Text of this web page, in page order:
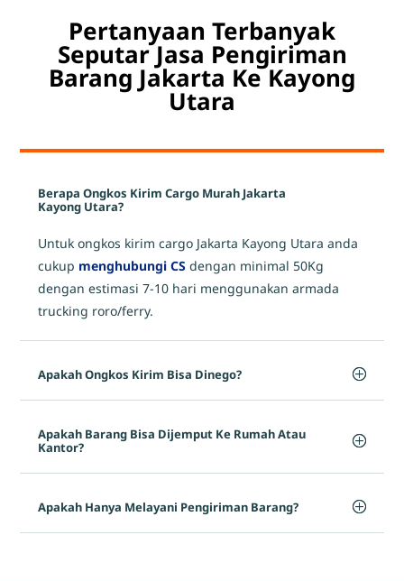
Pertanyaan Terbanyak
Seputar Jasa Pengiriman
Barang Jakarta Ke Kayong
Utara
Berapa Ongkos Kirim Cargo Murah Jakarta
Kayong Utara?
Untuk ongkos kirim cargo Jakarta Kayong Utara anda
cukup menghubungi CS dengan minimal 50Kg
dengan estimasi 7-10 hari menggunakan armada
trucking roro/ferry.
Apakah Ongkos Kirim Bisa Dinego?
Apakah Barang Bisa Dijemput Ke Rumah Atau
Kantor?
Apakah Hanya Melayani Pengiriman Barang?